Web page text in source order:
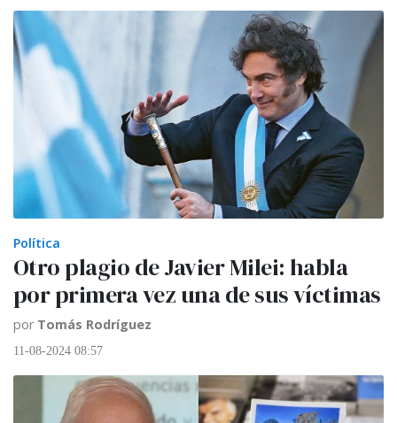
Política
Otro plagio de Javier Milei: habla
por primera vez una de sus víctimas
por Tomás Rodríguez
11-08-2024 08:57